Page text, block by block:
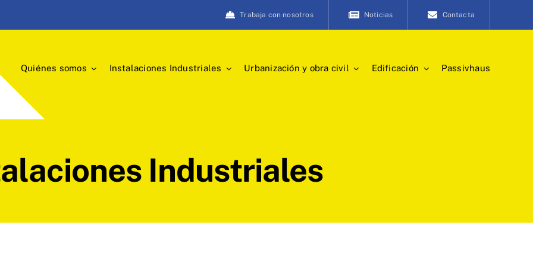
Trabaja con nosotros Noticias Contacta
Quiénes somos Instalaciones Industriales Urbanización y obra civil Edificación Passivhaus
Industriales